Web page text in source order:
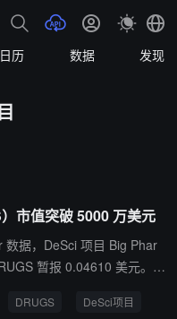
日历 数据 发现
市值突破 5000 万美元
据，DeSci 项目 Big Phar
暂报 0.04610 美元。
DeSci 领域的 S&P500 指
DRUGS DeSci项目